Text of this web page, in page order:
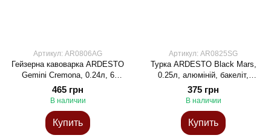
Артикул: AR0806AG
Гейзерна кавоварка ARDESTO
Gemini Cremona, 0.24л, 6
чашок, алюміній
465 грн
В наличии
Купить
Артикул: AR0825SG
Турка ARDESTO Black Mars,
0.25л, алюміній, бакеліт,
чорний
375 грн
В наличии
Купить